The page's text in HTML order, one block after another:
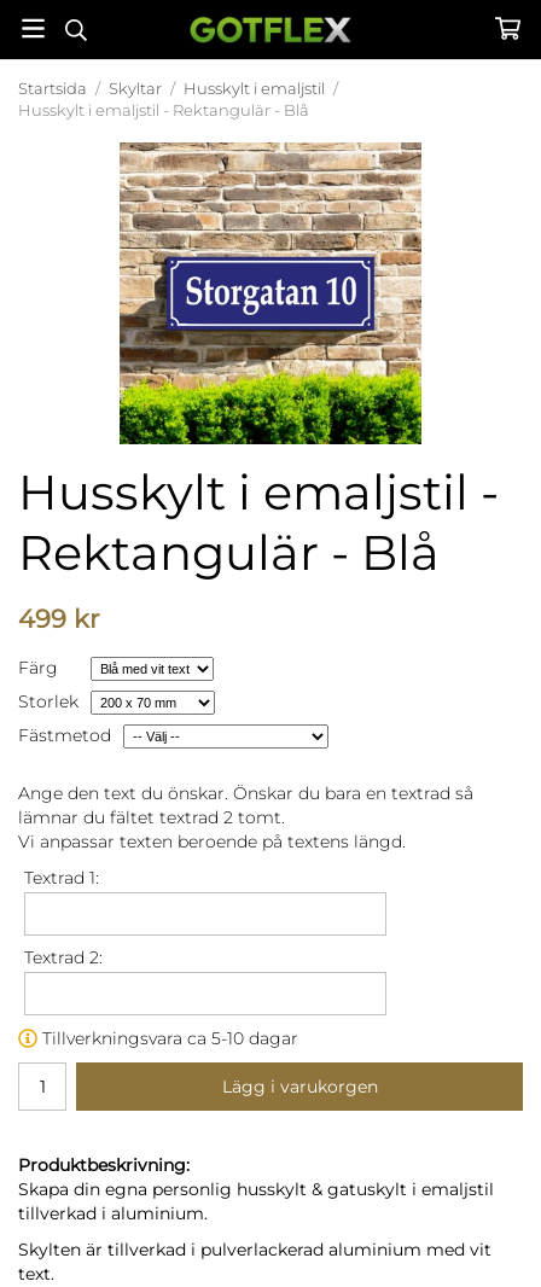
Startsida / Skyltar / Husskylt i emaljstil /
Husskylt i emaljstil - Rektangulär - Blå
Husskylt i emaljstil -
Rektangulär - Blå
499 kr
Färg
Storlek
Fästmetod
Ange den text du önskar. Önskar du bara en textrad så
lämnar du fältet textrad 2 tomt.
Vi anpassar texten beroende på textens längd.
Textrad 1:
Textrad 2:
Tillverkningsvara ca 5-10 dagar
Lägg i varukorgen
Produktbeskrivning:
Skapa din egna personlig husskylt & gatuskylt i emaljstil
tillverkad i aluminium.
Skylten är tillverkad i pulverlackerad aluminium med vit
text.